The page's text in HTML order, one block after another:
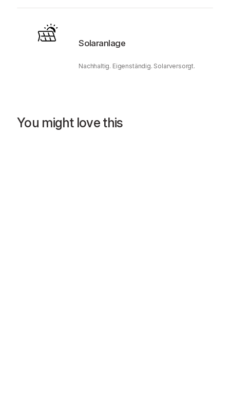
Solaranlage
Nachhaltig. Eigenständig. Solarversorgt.
You might love this